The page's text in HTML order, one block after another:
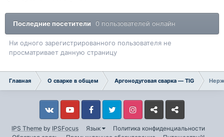
Последние посетители 0 пользователей онлайн
Ни одного зарегистрированного пользователя не
просматривает данную страницу
Главная О сварке в общем Аргонодуговая сварка — TIG
IPS Theme by IPSFocus Язык
Политика конфиденциальности
VkontakteYouTube FacebookTwitter InstagramLivejournalOdnoklassniki